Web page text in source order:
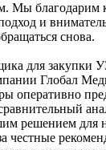
Мы благодарим
и
снова.
для закупки
Глобал
оперативно
решением для
честные